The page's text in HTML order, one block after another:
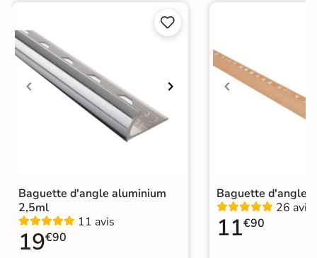


Baguette d'angle aluminium
2,5ml
11 avis
19€90
Baguette d'angle
26 avis
11€90